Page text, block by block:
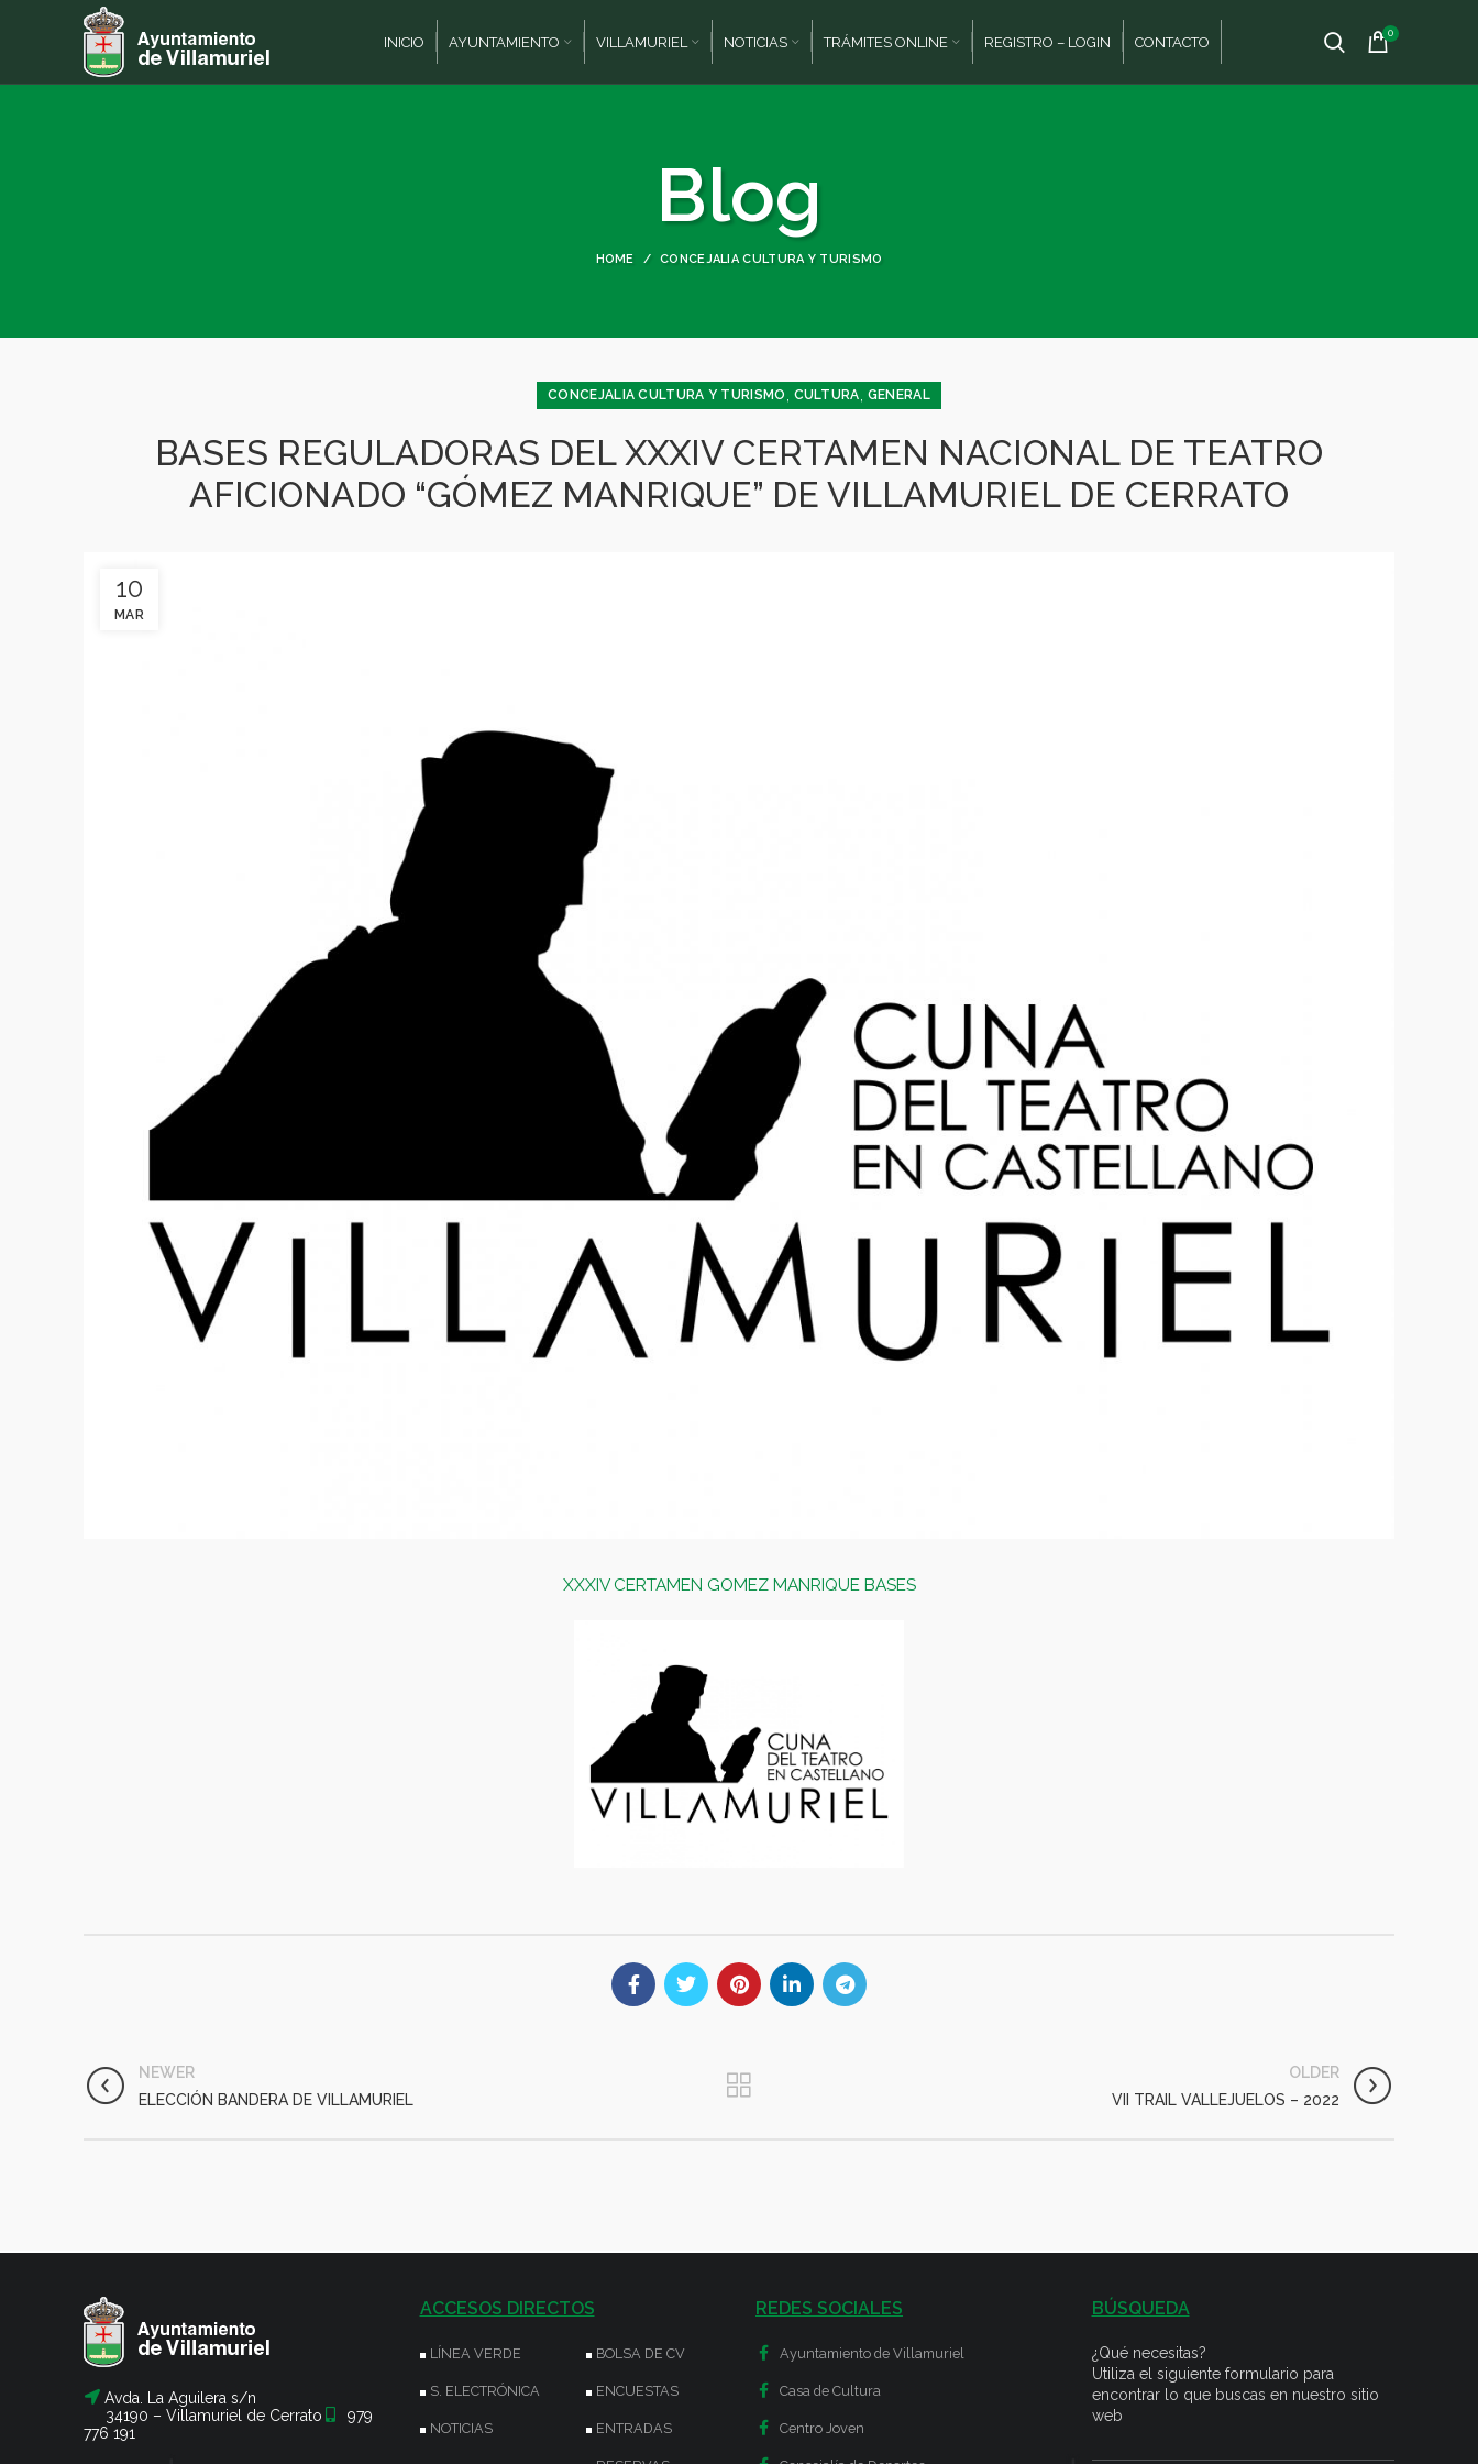
INICIO AYUNTAMIENTO VILLAMURIEL NOTICIAS TRÁMITES ONLINE REGISTRO – LOGIN CONTACTO
0
Blog
HOME CONCEJALIA CULTURA Y TURISMO
CONCEJALIA CULTURA Y TURISMO CULTURA GENERAL
BASES REGULADORAS DEL XXXIV CERTAMEN NACIONAL DE TEATRO
AFICIONADO “GÓMEZ MANRIQUE” DE VILLAMURIEL DE CERRATO
10
MAR
XXXIV CERTAMEN GOMEZ MANRIQUE BASES
NEWER
ELECCIÓN BANDERA DE VILLAMURIEL
OLDER
VII TRAIL VALLEJUELOS – 2022
Avda. La Aguilera s/n
34190 – Villamuriel de Cerrato
979
776 191
ACCESOS DIRECTOS
LÍNEA VERDE
S. ELECTRÓNICA
NOTICIAS
BOLSA DE CV
ENCUESTAS
ENTRADAS
REDES SOCIALES
Ayuntamiento de Villamuriel
Casa de Cultura
Centro Joven
BÚSQUEDA
¿Qué necesitas?
Utiliza el siguiente formulario para
encontrar lo que buscas en nuestro sitio
web